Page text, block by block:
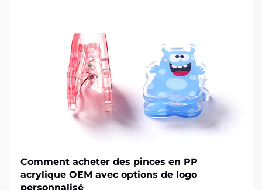
Comment acheter des pinces en PP
acrylique OEM avec options de logo
personnalisé